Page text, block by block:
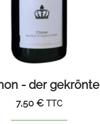
- der gekrönte
7,50 € TTC